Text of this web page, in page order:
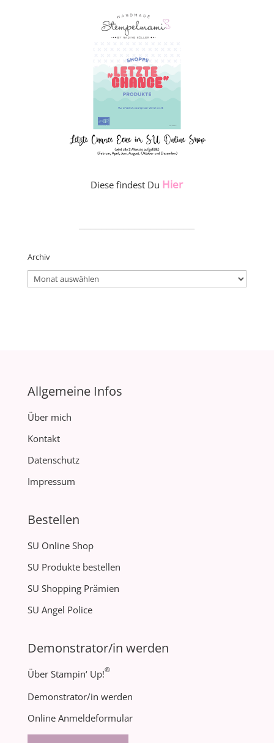
Diese findest Du Hier
Archiv
Archiv
Allgemeine Infos
Über mich
Kontakt
Datenschutz
Impressum
Bestellen
SU Online Shop
SU Produkte bestellen
SU Shopping Prämien
SU Angel Police
Demonstrator/in werden
Über Stampin‘ Up!®
Demonstrator/in werden
Online Anmeldeformular